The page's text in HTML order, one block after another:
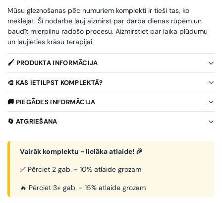
Mūsu gleznošanas pēc numuriem komplekti ir tieši tas, ko
meklējat. Šī nodarbe ļauj aizmirst par darba dienas rūpēm un
baudīt mierpilnu radošo procesu. Aizmirstiet par laika plūdumu
un ļaujieties krāsu terapijai.
🖌️ PRODUKTA INFORMĀCIJA
🎨 KAS IETILPST KOMPLEKTĀ?
🚚 PIEGĀDES INFORMĀCIJA
🔄 ATGRIEŠANA
Vairāk komplektu - lielāka atlaide! 🎉
✅ Pērciet 2 gab. - 10% atlaide grozam
🔥 Pērciet 3+ gab. - 15% atlaide grozam